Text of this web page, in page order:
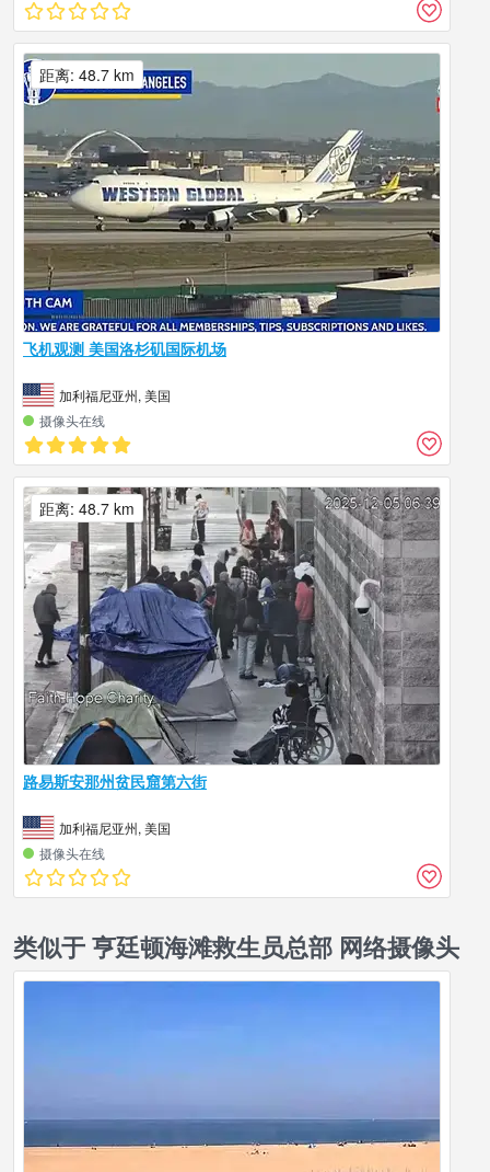
飞机观测 美国洛杉矶国际机场
加利福尼亚州, 美国
摄像头在线
距离: 48.7 km
路易斯安那州贫民窟第六街
加利福尼亚州, 美国
摄像头在线
距离: 48.7 km
类似于 亨廷顿海滩救生员总部 网络摄像头